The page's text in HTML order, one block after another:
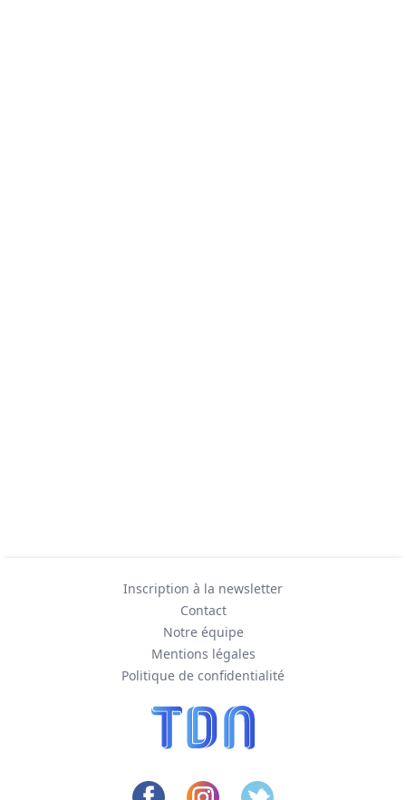
Inscription à la newsletter
Contact
Notre équipe
Mentions légales
Politique de confidentialité